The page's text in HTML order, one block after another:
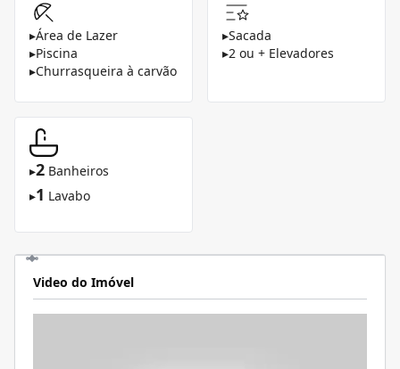
▸Área de Lazer
▸Piscina
▸Churrasqueira à carvão
▸Sacada
▸2 ou + Elevadores
▸2 Banheiros
▸1 Lavabo
Video do Imóvel